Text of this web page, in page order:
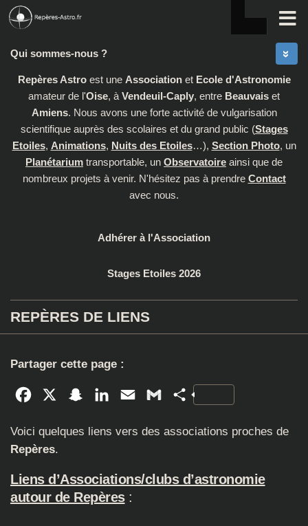
Skip to content
Qui sommes-nous ?
Repères Astroest une Associationet Ecole d'Astronomie
amateur de l'Oise, à Vendeuil-Caply, entre Beauvais et
Amiens. Nous avons une forte activité de vulgarisation
scientifique auprès des scolaires et du grand public (Stages
Etoiles, Animations, Nuits des Etoiles…), Section Photo, un
Planétarium transportable, un Observatoire ainsi que de
nombreux projets à venir. N'hésitez pas à prendre Contact
avec nous.
Adhérer à l'Association
Stages Etoiles 2026
REPÈRES DE LIENS
Partager cette page :
Facebook SnapchatLinkedInEmail GmailPartager
Voici quelques liens vers des associations proches de
Repères.
Liens d’Associations/clubs d’astronomie
autour de Repères: